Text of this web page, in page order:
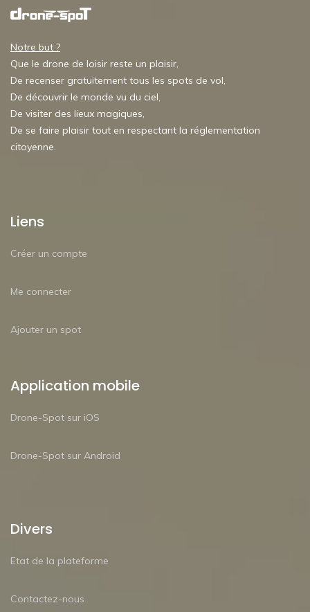
Notre but ?
Que le drone de loisir reste un plaisir,
De recenser gratuitement tous les spots de vol,
De découvrir le monde vu du ciel,
De visiter des lieux magiques,
De se faire plaisir tout en respectant la réglementation
citoyenne.
Liens
Créer un compte
Me connecter
Ajouter un spot
Application mobile
Drone-Spot sur iOS
Drone-Spot sur Android
Divers
Etat de la plateforme
Contactez-nous